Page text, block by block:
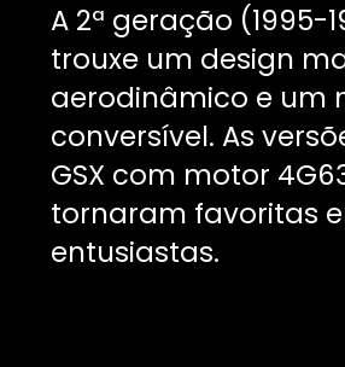
A 2ª geração (1995-
trouxe um design
aerodinâmico e um
conversível. As
GSX com motor
tornaram favoritas
entusiastas.